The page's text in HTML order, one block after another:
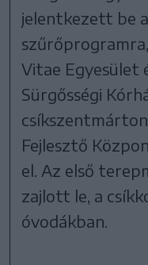
jelentkezett be
Vitae Egyesület
Sürgősségi
Fejlesztő
el. Az első
zajlott le, a
óvodákban.